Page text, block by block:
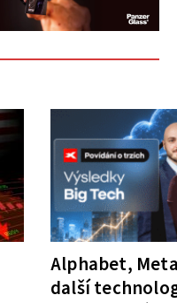
Alphabet,
další